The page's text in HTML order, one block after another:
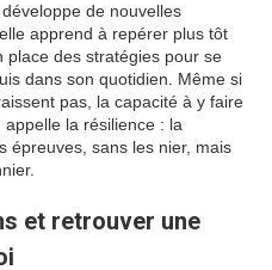
de nouvelles
apprend à repérer plus tôt
place des stratégies pour se
dans son quotidien. Même si
pas, la capacité à y faire
appelle la résilience : la
épreuves, sans les nier, mais
et retrouver une